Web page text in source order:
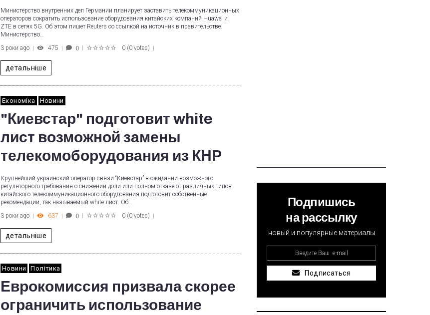
Министерство внутренних дел Германии планирует заставить телекоммуникационных
операторов сократить использование оборудования китайских компаний Huawei и
ZTE в сетях 5G. Об этом пишет Reuters со ссылкой на источник в правительстве.
Министерство…
3 роки ago
475 0 0 (0 votes)
детальніше
Економіка Новини
"Киевстар" подготовит white
лист возможной замены
телекомоборудования из КНР
Крупнейший украинский оператор связи “Киевстар” в ожидании возможного
регуляторного требования о снижении доли или полном отказе от различных типов
китайского телекоммуникационного оборудования подготовит собственные
рекомендации, так называемый white лист. Об…
3 роки ago
637 0 0 (0 votes)
детальніше
Новини Політика
Еврокомиссия призвала скорее
ограничить использование
Подпишись
на рассылку
новый и популярные материалы
Подписаться